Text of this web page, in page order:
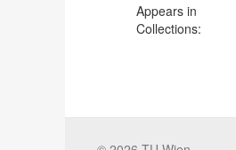
Appears in
Collections: